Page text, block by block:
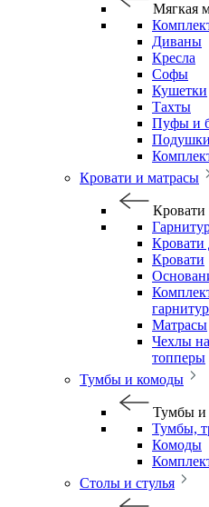
Мягкая
Диваны
Кресла
Софы
Кушетки
Тахты
Пуфы и
Кровати и матрасы
Кровати
Кровати
Кровати
Матрасы
Чехлы
топперы
Тумбы и комоды
Тумбы и
Тумбы,
Комоды
Столы и стулья